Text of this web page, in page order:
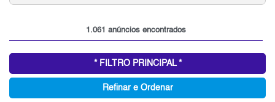
1.061 anúncios encontrados
* FILTRO PRINCIPAL *
Refinar e Ordenar